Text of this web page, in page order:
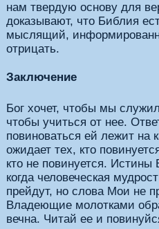
нам твердую основу для
доказывают, что Библия
мыслящий,
отрицать.
Заключение
Бог хочет, чтобы мы
чтобы учиться от нее.
повиноваться ей лежит на
ожидает тех, кто
кто не повинуется.
когда человеческая
прейдут, но слова Мои не
Владеющие молотками
вечна. Читай ее и